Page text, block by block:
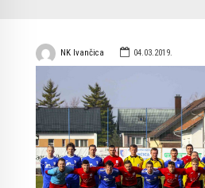
NK Ivančica 04.03.2019.